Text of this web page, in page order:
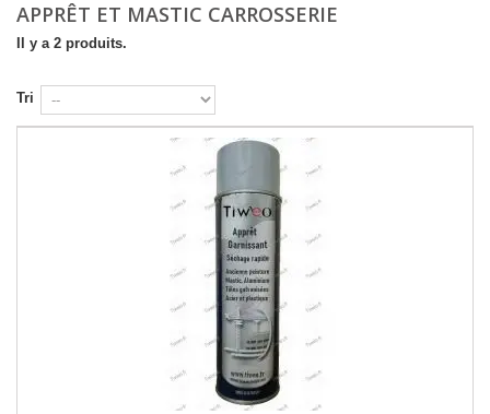
APPRÊT ET MASTIC CARROSSERIE
Il y a 2 produits.
Tri